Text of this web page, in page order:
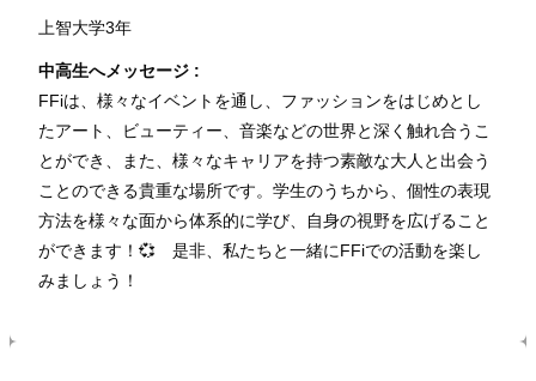
上智大学3年
中高生へメッセージ :
FFiは、様々なイベントを通し、ファッションをはじめとし
たアート、ビューティー、音楽などの世界と深く触れ合うこ
とができ、また、様々なキャリアを持つ素敵な大人と出会う
ことのできる貴重な場所です。学生のうちから、個性の表現
方法を様々な面から体系的に学び、自身の視野を広げること
ができます！💞 是非、私たちと一緒にFFiでの活動を楽し
みましょう！